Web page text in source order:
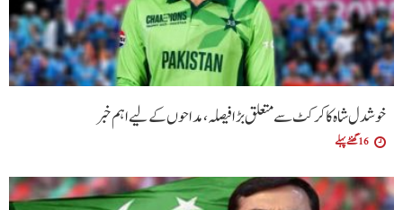
خوشدل شاہ کا کرکٹ سے متعلق بڑا فیصلہ، مداحوں کے لیے اہم خبر
16 گھنٹے پہلے